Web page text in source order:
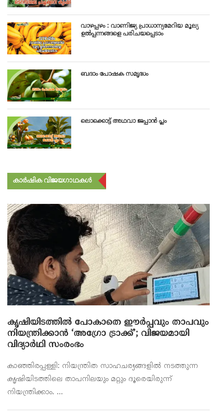
വാഴപ്പഴം : വാണിജ്യ പ്രാധാന്യമേറിയ മൂല്യ
ഉൽപ്പന്നങ്ങളെ പരിചയപ്പെടാം
ബദാം പോഷക സമൃദ്ധം
ലൊക്കൊട്ട് അഥവാ ജപ്പാൻ പ്ലം
കാർഷിക വിജയഗാഥകൾ
കൃഷിയിടത്തിൽ പോകാതെ ഈർപ്പവും താപവും
നിയന്ത്രിക്കാൻ ‘അഗ്രോ ട്രാക്ക്’; വിജയമായി
വിദ്യാർഥി സംരംഭം
കാഞ്ഞിരപ്പള്ളി: നിയന്ത്രിത സാഹചര്യങ്ങളിൽ നടത്തുന്ന
കൃഷിയിടത്തിലെ താപനിലയും മറ്റും ദൂരെയിരുന്ന്
നിയന്ത്രിക്കാം. …